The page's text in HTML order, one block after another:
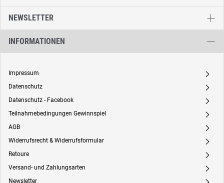
NEWSLETTER
INFORMATIONEN
Impressum A
Datenschutz A
Datenschutz - Facebook A
Teilnahmebedingungen Gewinnspiel A
AGB A
Widerrufsrecht & Widerrufsformular A
Retoure A
Versand- und Zahlungsarten A
Newsletter